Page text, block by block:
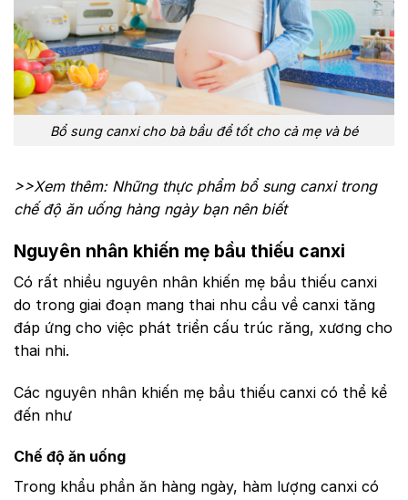
Bổ sung canxi cho bà bầu để tốt cho cả mẹ và bé
>>Xem thêm: Những thực phẩm bổ sung canxi trong
chế độ ăn uống hàng ngày bạn nên biết
Nguyên nhân khiến mẹ bầu thiếu canxi
Có rất nhiều nguyên nhân khiến mẹ bầu thiếu canxi
do trong giai đoạn mang thai nhu cầu về canxi tăng
đáp ứng cho việc phát triển cấu trúc răng, xương cho
thai nhi.
Các nguyên nhân khiến mẹ bầu thiếu canxi có thể kể
đến như
Chế độ ăn uống
Trong khẩu phần ăn hàng ngày, hàm lượng canxi có